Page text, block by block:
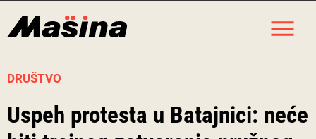
DRUŠTVO
Uspeh protesta u Batajnici: neće